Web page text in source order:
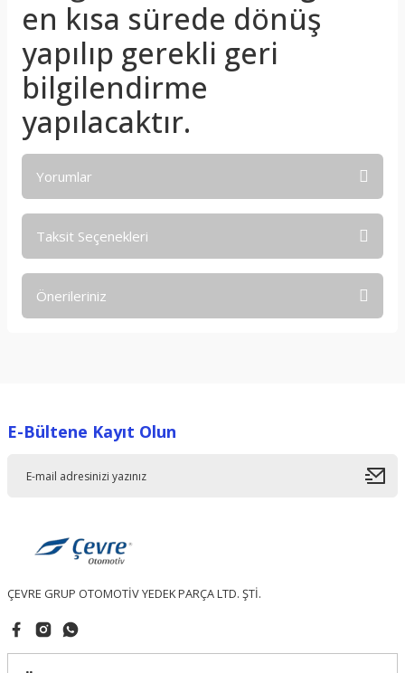
en kısa sürede dönüş
yapılıp gerekli geri
bilgilendirme
yapılacaktır.
Yorumlar
Taksit Seçenekleri
Önerileriniz
Ürün resmi kalitesiz, bozuk veya görüntülenemiyor.
Bu ürüne benzer farklı alternatifler olmalı.
Gönder
E-Bültene Kayıt Olun
ÇEVRE GRUP OTOMOTİV YEDEK PARÇA LTD. ŞTİ.